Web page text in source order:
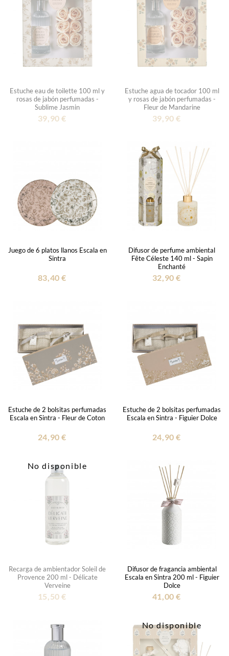
Estuche eau de toilette 100 ml y
rosas de jabón perfumadas -
Sublime Jasmin
39,90 €
Estuche agua de tocador 100 ml
y rosas de jabón perfumadas -
Fleur de Mandarine
39,90 €
Juego de 6 platos llanos Escala en
Sintra
83,40 €
Difusor de perfume ambiental
Fête Céleste 140 ml - Sapin
Enchanté
32,90 €
Estuche de 2 bolsitas perfumadas
Escala en Sintra - Fleur de Coton
24,90 €
Estuche de 2 bolsitas perfumadas
Escala en Sintra - Figuier Dolce
24,90 €
No disponible
Recarga de ambientador Soleil de
Provence 200 ml - Délicate
Verveine
15,50 €
Difusor de fragancia ambiental
Escala en Sintra 200 ml - Figuier
Dolce
41,00 €
No disponible